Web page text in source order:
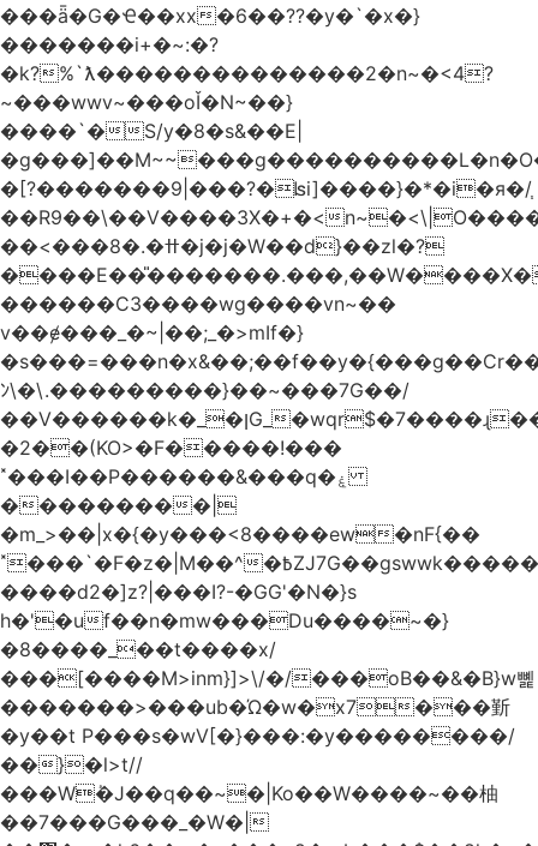
���ǟ�G�Ҽ��xx�6��??�y�`�x�}
�������i+�~:�?
�k?%`ƛ��������������2�n~�<4?
~���wwv~���oǏ�N~��}
����`�S/y�8�s&��E|
�[?�������9|���?�ʪi]����}�*�i�я�/֧
��R9��\��V����3X�+�<
��<���8�.�ߚ�j�j�W��d}��zl�?
������C3����wg����vn~��
v��ɇ���_�~|��;_�>mIf�}
ﾝ\�\.���������}��~���7G��/
��V������k�_�ןG_�wqr$�7����ɻ��-
�2��(KO>�F�����!���
˟���I��P������&���q�ۼ
���������|
�m_>��|x�{�y���<8����ew�nF{��
˟���`�F�z�|M��^�߿ZJ7G��gswwk������j��
����d2�]z?|���I?-�GG'�N�}s
h�'�uf��n�mw���Du����~�}
�8����_��t����x/
���[����M>inm}]>\/�/���oB��&�B}w뼱
�������>���ub�Ώ�w�x7���斳
�y��t P���s�wV[�}���:�y��������/
��}�l>t//
���Wٝ�J��q��~�|Ko��W����~��柚
��7���G���_�W�|